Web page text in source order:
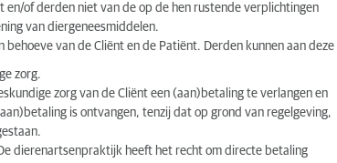
of derden niet van de op de hen rustende verplichtingen
van diergeneesmiddelen.
van de Cliënt en de Patiënt. Derden kunnen aan deze
zorg.
zorg van de Cliënt een (aan)betaling te verlangen en
is ontvangen, tenzij dat op grond van regelgeving,
dierenartsenpraktijk heeft het recht om directe betaling